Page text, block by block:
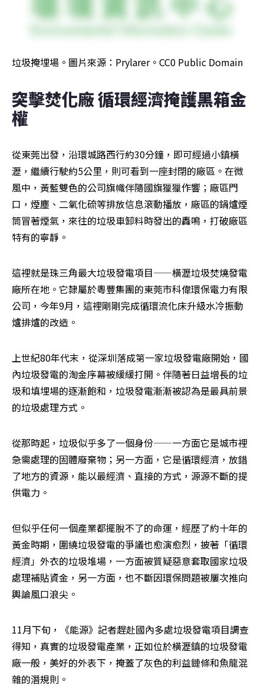
垃圾掩埋場。圖片來源：Prylarer。CC0 Public Domain
突擊焚化廠 循環經濟掩護黑箱金
權
從東莞出發，沿環城路西行約30分鐘，即可經過小鎮橫
瀝，繼續行駛約5公里，則可看到一座封閉的廠區。在微
風中，黃藍雙色的公司旗幟伴隨國旗獵獵作響；廠區門
口，煙塵、二氧化硫等排放信息滾動播放，廠區的鍋爐煙
筒冒著煙氣，來往的垃圾車卸料時發出的轟鳴，打破廠區
特有的寧靜。
這裡就是珠三角最大垃圾發電項目——橫瀝垃圾焚燒發電
廠所在地。它隸屬於粵豐集團的東莞市科偉環保電力有限
公司，今年9月，這裡剛剛完成循環流化床升級水冷振動
爐排爐的改造。
上世紀80年代末，從深圳落成第一家垃圾發電廠開始，國
內垃圾發電的淘金序幕被緩緩打開。伴隨著日益增長的垃
圾和填埋場的逐漸飽和，垃圾發電漸漸被認為是最具前景
的垃圾處理方式。
從那時起，垃圾似乎多了一個身份——一方面它是城市裡
急需處理的固體廢棄物；另一方面，它是循環經濟，放錯
了地方的資源，能以最經濟、直接的方式，源源不斷的提
供電力。
但似乎任何一個產業都擺脫不了的命運，經歷了約十年的
黃金時期，圍繞垃圾發電的爭議也愈演愈烈，披著「循環
經濟」外衣的垃圾堆場，一方面被質疑惡意套取國家垃圾
處理補貼資金，另一方面，也不斷因環保問題被屢次推向
輿論風口浪尖。
11月下旬，《能源》記者趕赴國內多處垃圾發電項目調查
得知，真實的垃圾發電產業，正如位於橫瀝鎮的垃圾發電
廠一般，美好的外表下，掩蓋了灰色的利益鏈條和魚龍混
雜的潛規則。